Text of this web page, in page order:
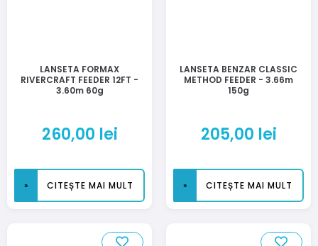
LANSETA FORMAX
RIVERCRAFT FEEDER 12FT -
3.60m 60g
260,00 lei
CITEȘTE MAI MULT
LANSETA BENZAR CLASSIC
METHOD FEEDER - 3.66m
150g
205,00 lei
CITEȘTE MAI MULT